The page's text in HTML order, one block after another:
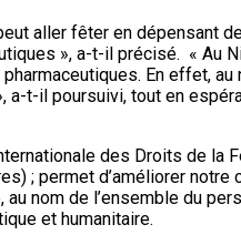
aller fêter en dépensant
», a-t-il précisé. « Au
En effet, au
t-il poursuivi, tout en
des Droits de la
; permet d’améliorer
nom de l’ensemble du
et humanitaire.